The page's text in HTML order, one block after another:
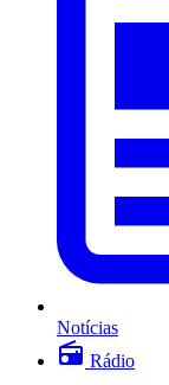
Notícias
Rádio